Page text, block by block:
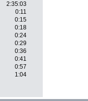
2:35:03
0:11
0:15
0:18
0:24
0:29
0:36
0:41
0:57
1:04